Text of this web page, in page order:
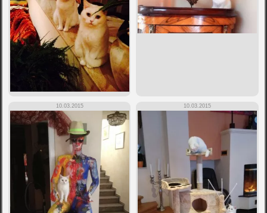
10.03.2015 10.03.2015